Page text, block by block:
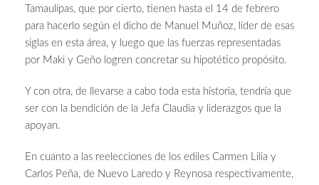
Tamaulipas, que por cierto, tienen hasta el 14 de febrero
para hacerlo según el dicho de Manuel Muñoz, líder de esas
siglas en esta área, y luego que las fuerzas representadas
por Maki y Geño logren concretar su hipotético propósito.
Y con otra, de llevarse a cabo toda esta historia, tendría que
ser con la bendición de la Jefa Claudia y liderazgos que la
apoyan.
En cuanto a las reelecciones de los ediles Carmen Lilia y
Carlos Peña, de Nuevo Laredo y Reynosa respectivamente,